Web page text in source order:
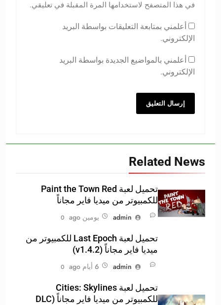
في هذا المتصفح لاستخدامها المرة المقبلة في تعليقي.
أعلمني بمتابعة التعليقات بواسطة البريد
الإلكتروني.
أعلمني بالمواضيع الجديدة بواسطة البريد
الإلكتروني.
Related News
تحميل لعبة Paint the Town Red
للكمبيوتر من ميديا فاير مجاناً
admin
يومين ago 0
تحميل لعبة Last Epoch للكمبيوتر من
ميديا فاير مجاناً (v1.4.2)
admin
6 أيام ago 0
تحميل لعبة Cities: Skylines
للكمبيوتر من ميديا فاير مجاناً (DLC